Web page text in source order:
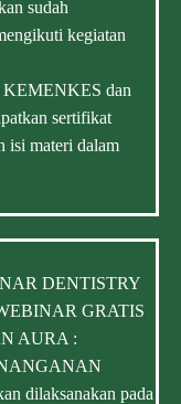
sudah
kegiatan
KEMENKES dan
sertifikat
isi materi dalam
DENTISTRY
GRATIS
AURA :
dilaksanakan pada